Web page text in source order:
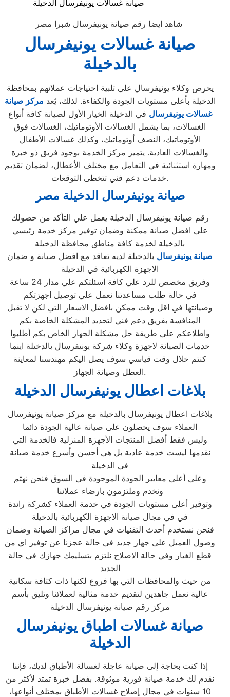
صيانة غسالات يونيفرسال الدخيلة
صيانة غسالات يونيفرسال
بالدخيلة
يحرص وكلاء يونيفرسال على تلبية احتياجات عملائهم بمحافظة
الدخيلة بأعلى مستويات الجودة والكفاءة. لذلك، يُعد مركز صيانة
غسالات يونيفرسال في الدخيلة الخيار الأول لصيانة كافة أنواع
الغسالات، بما يشمل الغسالات الأوتوماتيك، الغسالات فوق
الأوتوماتيك، النصف أوتوماتيك، وكذلك غسالات الأطفال
والغسالات العادية. يتميز مركز الخدمة بوجود فريق ذو خبرة
ومهارة استثنائية في التعامل مع مختلف الأعطال، لضمان تقديم
خدمات دعم فني تتخطى التوقعات.
صيانة يونيفرسال الدخيلة مصر
رقم صيانة يونيفرسال الدخيلة يعمل علي التأكد من حصولك
علي افضل صيانة ممكنة وضمان توفير مركز خدمة رئيسي
بالدخيلة لخدمة كافة مناطق محافظة الدخيلة
صيانة يونيفرسال بالدخيلة لديه تعاقد مع افضل صيانة و ضمان
الاجهزة الكهربائية في الدخيلة
وفريق مخصص للرد علي كافة اسئلتكم علي مدار 24 ساعة
في حالة طلب مساعدتنا نعمل علي توصيل اجهزتكم
وصيانتها في اقل وقت ممكن بافضل الاسعار التي لكن لا تقبل
المنافسة بفريق دعم فني لتحديد المشكلة الخاصة بكم
واطلاعكم علي طريقة حل مشكلة الجهاز الخاص بكم أطلبوا
خدمات الصيانة لاجهزة وكلاء شركة يونيفرسال بالدخيلة اينما
كنتم خلال وقت قياسي سوف يصل اليكم مهندسنا لمعاينة
العطل وصيانة الجهاز.
بلاغات اعطال يونيفرسال الدخيلة
بلاغات اعطال يونيفرسال بالدخيلة مع مركز صيانة يونيفرسال
العملاء سوف يحصلون على صيانة عالية الجودة دائما
وليس فقط أفضل المنتجات الأجهزة المنزلية فالخدمة التي
نقدمها ليست خدمة عادية بل هي أحسن وأسرع خدمة صيانة
في الدخيلة
وعلى أعلى معايير الجودة الموجودة في السوق فنحن نهتم
ونخدم وملتزمون بارضاء عملائنا
وتوفير أعلى مستويات الجودة في خدمة العملاء كشركة رائدة
في في مجال صيانة الاجهزة الكهربائية بالدخيلة
فنحن نستخدم أحدث التقنيات في مجال مراكز الصيانة وضمان
وصول العميل على جهاز جديد في حالة عجزنا عن توفير اي من
قطع الغيار وفي حالة الاصلاح نلتزم بتسليمك جهازك في حالة
الجديد
من حيث والمحافظات التي بها فروع لكنها ذات كثافة سكانية
عالية نعمل جاهدين لتقديم خدمة مثالية لعملائنا وتليق بأسم
مركز رقم صيانة يونيفرسال الدخيلة
صيانة غسالات اطباق يونيفرسال
الدخيلة
إذا كنت بحاجة إلى صيانة عاجلة لغسالة الأطباق لديك، فإننا
نقدم لك خدمة صيانة فورية موثوقة. بفضل خبرة تمتد لأكثر من
10 سنوات في مجال إصلاح غسالات الأطباق بمختلف أنواعها،